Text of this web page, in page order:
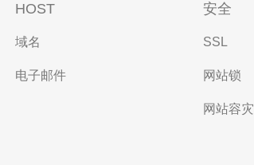
HOST
域名
电子邮件
安全
SSL
网站锁
网站容灾